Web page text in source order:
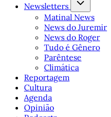
Newsletters
Matinal News
News do Juremir
News do Roger
Tudo é Gênero
Parêntese
Climática
Reportagem
Cultura
Agenda
Opinião